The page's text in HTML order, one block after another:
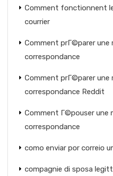
Comment fonctionnent
courrier
Comment prГ©parer une
correspondance
Comment prГ©parer une
correspondance Reddit
Comment Г©pouser une
correspondance
como enviar por correio
compagnie di sposa